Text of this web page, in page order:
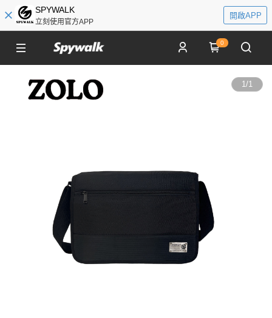
SPYWALK
立刻使用官方APP
開啟APP
0
1/1